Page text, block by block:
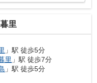
里
」駅 徒歩5分
里 」駅 徒歩7分
」駅 徒歩5分